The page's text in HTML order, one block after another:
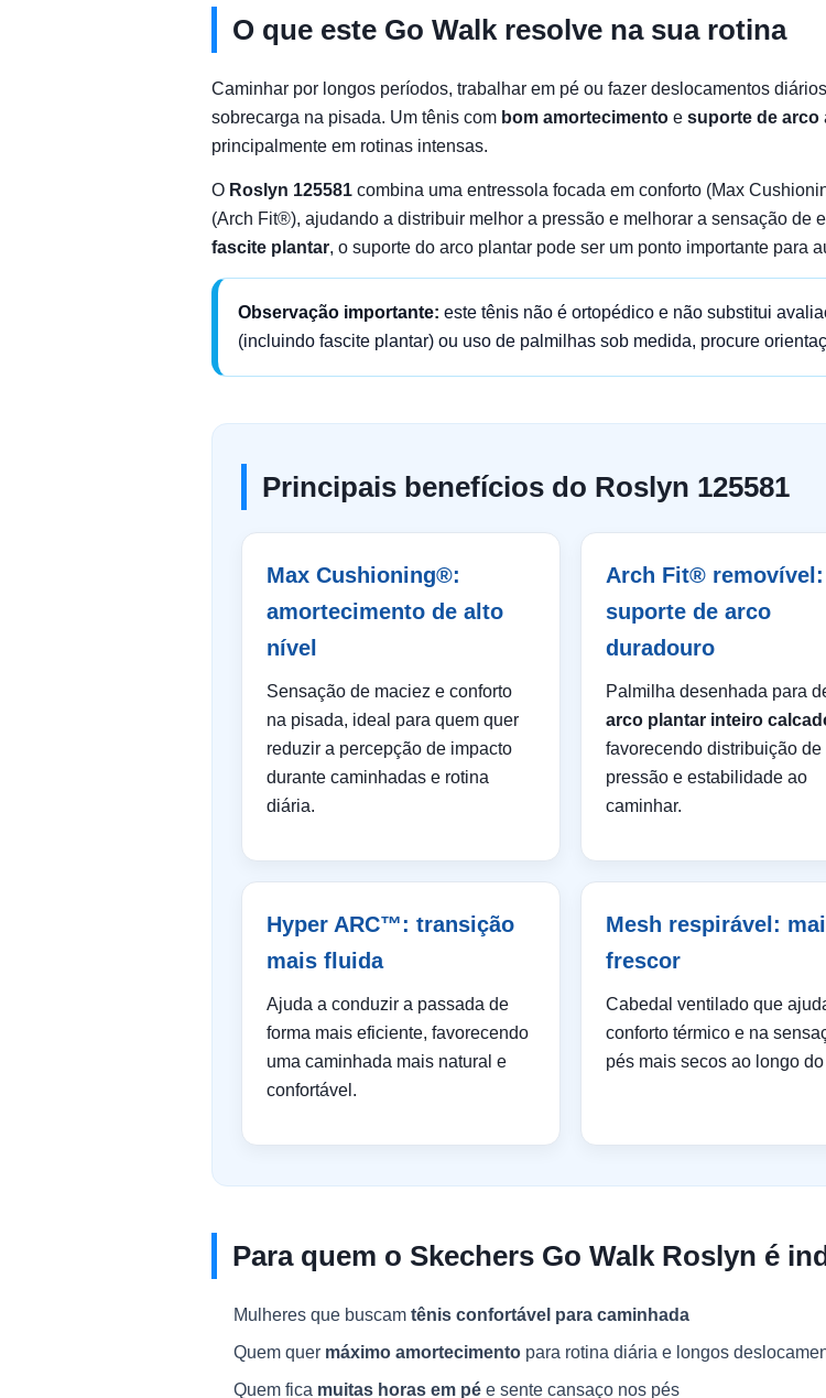
O que este Go Walk resolve na sua rotina
Caminhar por longos períodos, trabalhar em pé ou fazer deslocamentos
sobrecarga na pisada. Um tênis com bom amortecimento e suporte de arco
principalmente em rotinas intensas.
O Roslyn 125581 combina uma entressola focada em conforto (Max
(Arch Fit®), ajudando a distribuir melhor a pressão e melhorar a sensação de
fascite plantar, o suporte do arco plantar pode ser um ponto importante para
Observação importante: este tênis não é ortopédico e não substitui
(incluindo fascite plantar) ou uso de palmilhas sob medida, procure
Principais benefícios do Roslyn 125581
Max Cushioning®:
amortecimento de alto
nível
Sensação de maciez e conforto
na pisada, ideal para quem quer
reduzir a percepção de impacto
durante caminhadas e rotina
diária.
Arch Fit® removível:
suporte de arco
duradouro
Palmilha desenhada para
arco plantar inteiro
favorecendo distribuição de
pressão e estabilidade ao
caminhar.
Hyper ARC™: transição
mais fluida
Ajuda a conduzir a passada de
forma mais eficiente, favorecendo
uma caminhada mais natural e
confortável.
Mesh respirável:
frescor
Cabedal ventilado que
conforto térmico e na
pés mais secos ao longo
Para quem o Skechers Go Walk Roslyn é
Mulheres que buscam tênis confortável para caminhada
Quem quer máximo amortecimento para rotina diária e longos
Quem fica muitas horas em pé e sente cansaço nos pés